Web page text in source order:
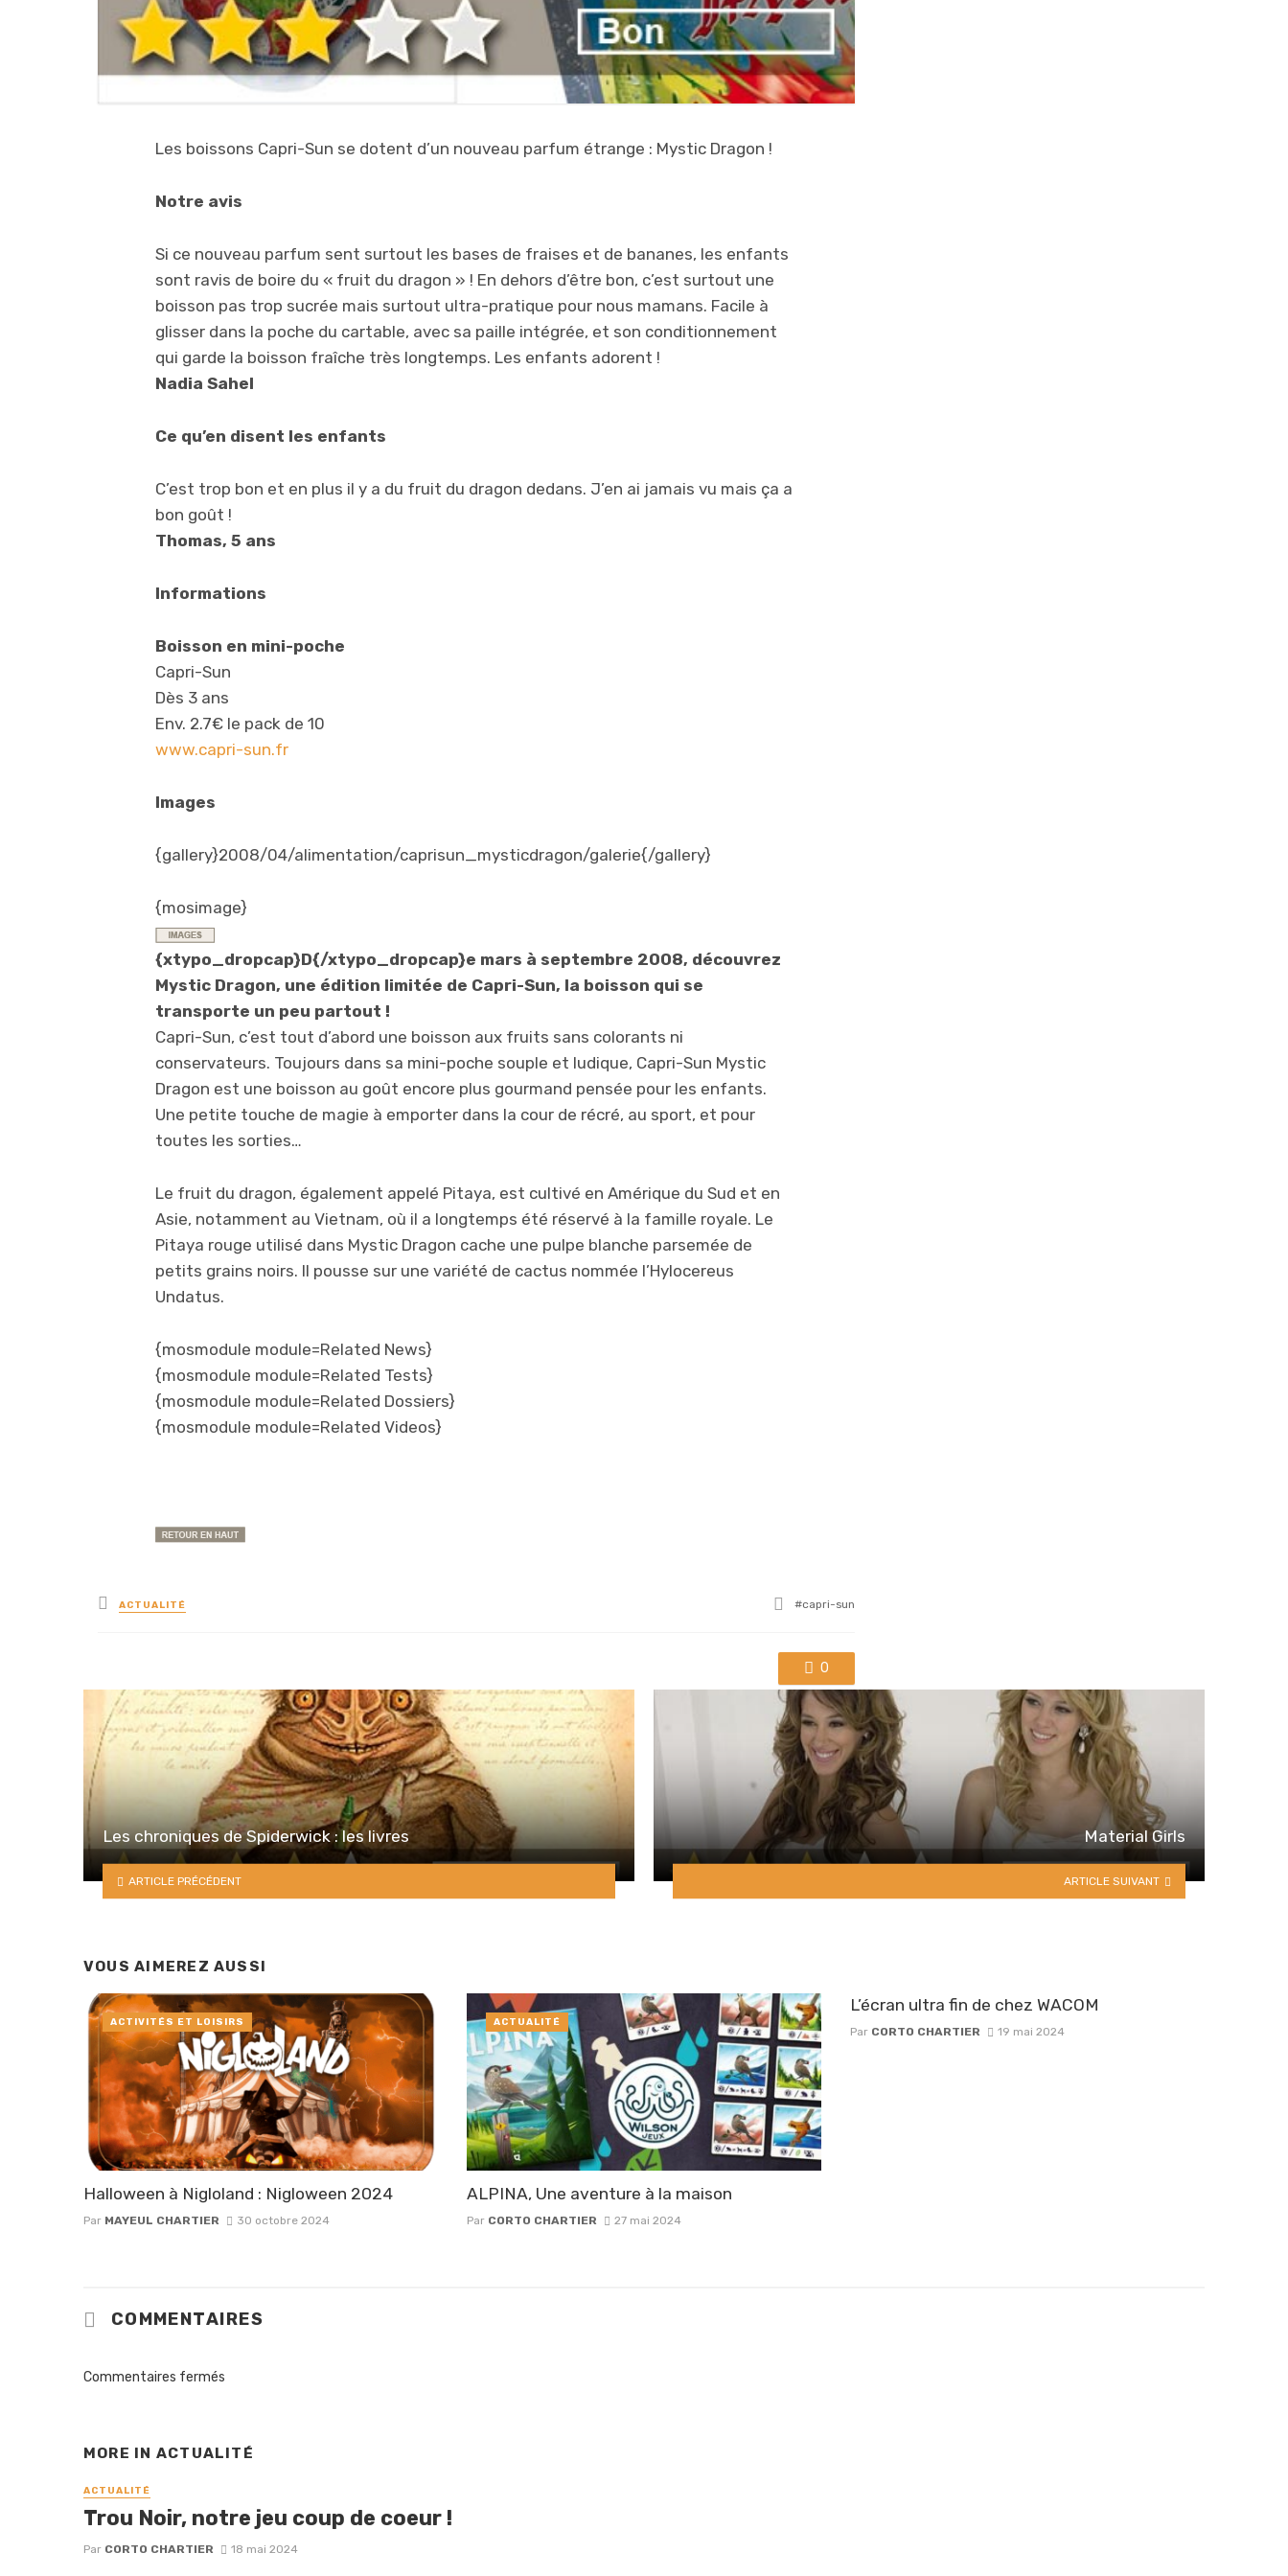
Les boissons Capri-Sun se dotent d’un nouveau parfum étrange : Mystic Dragon !
Notre avis
Si ce nouveau parfum sent surtout les bases de fraises et de bananes, les enfants
sont ravis de boire du « fruit du dragon » ! En dehors d’être bon, c’est surtout une
boisson pas trop sucrée mais surtout ultra-pratique pour nous mamans. Facile à
glisser dans la poche du cartable, avec sa paille intégrée, et son conditionnement
qui garde la boisson fraîche très longtemps. Les enfants adorent !
Nadia Sahel
Ce qu’en disent les enfants
C’est trop bon et en plus il y a du fruit du dragon dedans. J’en ai jamais vu mais ça a
bon goût !
Thomas, 5 ans
Informations
Boisson en mini-poche
Capri-Sun
Dès 3 ans
Env. 2.7€ le pack de 10
www.capri-sun.fr
Images
{gallery}2008/04/alimentation/caprisun_mysticdragon/galerie{/gallery}
{mosimage}
{xtypo_dropcap}D{/xtypo_dropcap}e mars à septembre 2008, découvrez
Mystic Dragon, une édition limitée de Capri-Sun, la boisson qui se
transporte un peu partout !
Capri-Sun, c’est tout d’abord une boisson aux fruits sans colorants ni
conservateurs. Toujours dans sa mini-poche souple et ludique, Capri-Sun Mystic
Dragon est une boisson au goût encore plus gourmand pensée pour les enfants.
Une petite touche de magie à emporter dans la cour de récré, au sport, et pour
toutes les sorties…
Le fruit du dragon, également appelé Pitaya, est cultivé en Amérique du Sud et en
Asie, notamment au Vietnam, où il a longtemps été réservé à la famille royale. Le
Pitaya rouge utilisé dans Mystic Dragon cache une pulpe blanche parsemée de
petits grains noirs. Il pousse sur une variété de cactus nommée l’Hylocereus
Undatus.
{mosmodule module=Related News}
{mosmodule module=Related Tests}
{mosmodule module=Related Dossiers}
{mosmodule module=Related Videos}
Posted
in
ACTUALITÉ
Tagged
capri-sun
0
Les chroniques de Spiderwick : les livres
ARTICLE PRÉCÉDENT
Material Girls
ARTICLE SUIVANT
VOUS AIMEREZ AUSSI
Halloween à Nigloland : Nigloween 2024
Par MAYEUL CHARTIER 30 octobre 2024
ACTIVITÉS ET LOISIRS
ALPINA, Une aventure à la maison
Par CORTO CHARTIER 27 mai 2024
ACTUALITÉ
L’écran ultra fin de chez WACOM
Par CORTO CHARTIER 19 mai 2024
COMMENTAIRES
Commentaires fermés
MORE IN ACTUALITÉ
ACTUALITÉ
Trou Noir, notre jeu coup de coeur !
Par CORTO CHARTIER 18 mai 2024